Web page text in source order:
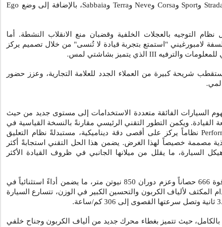
وSport وCorsa وNeveوTerra وSabbaia، بالإضافة إلى وضع Ego
التوجيه بالعجلات الخلفية وقضبان منع الانقلاب النشطة. أما
لامبورغيني "استمتع بتجربة قيادة لا تُنسى" من خلال تصميم يركز
والترفيه III الذي يتميز بشاشتي لمس.
شريحة كبيرة من العملاء الجدد للعلامة التجارية، وعزز حضور
السيارات الفائقة متعددة الاستخدامات إلى مستوى جديد من حيث
القيادة. ويكمن التطور التقني الرئيسي مقارنةً بالنسخة القياسية في
نظاماً يركز على أقصى دقة ديناميكية، مستبدلةً نظام التعليق
مصممة خصيصاً لهذا الغرض. يضمن هذا الحل التقني استجابةً أكثر
السيارة، ما يقلل من ميلانها الجانبي في ظروف القيادة الأكثر
ثنائي التوربو قوة 666 حصاناً وعزم دوران 850 نيوتن متر، ما يضمن أداءً استثنائياً في
لألياف الكربون والتحسين الكبير في الوزن، تتسارع السيارة
بالكامل، حيث تتميز بغطاء محرك جديد من ألياف الكربون وجناح خلفي